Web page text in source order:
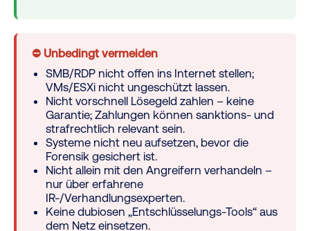
⛔ Unbedingt vermeiden
SMB/RDP nicht offen ins Internet stellen;
VMs/ESXi nicht ungeschützt lassen.
Nicht vorschnell Lösegeld zahlen – keine
Garantie; Zahlungen können sanktions- und
strafrechtlich relevant sein.
Systeme nicht neu aufsetzen, bevor die
Forensik gesichert ist.
Nicht allein mit den Angreifern verhandeln –
nur über erfahrene
IR-/Verhandlungsexperten.
Keine dubiosen „Entschlüsselungs-Tools“ aus
dem Netz einsetzen.